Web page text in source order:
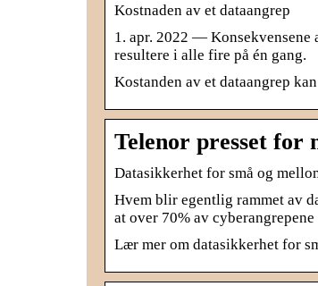
Kostnaden av et dataangrep
1. apr. 2022 — Konsekvensene
resultere i alle fire på én gang.
Kostanden av et dataangrep
Telenor presset for
Datasikkerhet for små og
Hvem blir egentlig rammet av
at over 70% av
Lær mer om datasikkerhet for